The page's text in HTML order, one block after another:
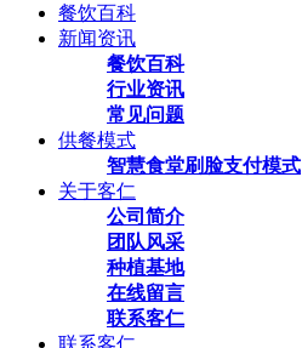
餐饮百科
新闻资讯
餐饮百科
行业资讯
常见问题
供餐模式
智慧食堂刷脸支付模式
关于客仁
公司简介
团队风采
种植基地
在线留言
联系客仁
联系客仁